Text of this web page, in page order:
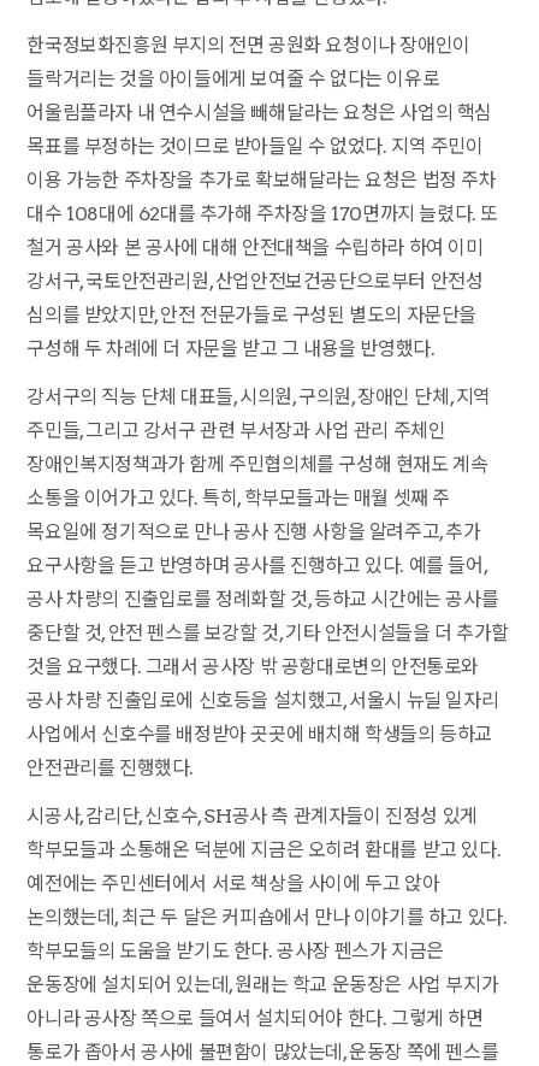
한국정보화진흥원 부지의 전면 공원화 요청이나 장애인이
들락거리는 것을 아이들에게 보여줄 수 없다는 이유로
어울림플라자 내 연수시설을 빼해달라는 요청은 사업의 핵심
목표를 부정하는 것이므로 받아들일 수 없었다. 지역 주민이
이용 가능한 주차장을 추가로 확보해달라는 요청은 법정 주차
대수 108대에 62대를 추가해 주차장을 170면까지 늘렸다. 또
철거 공사와 본 공사에 대해 안전대책을 수립하라 하여 이미
강서구, 국토안전관리원, 산업안전보건공단으로부터 안전성
심의를 받았지만, 안전 전문가들로 구성된 별도의 자문단을
구성해 두 차례에 더 자문을 받고 그 내용을 반영했다.
강서구의 직능 단체 대표들, 시의원, 구의원, 장애인 단체, 지역
주민들, 그리고 강서구 관련 부서장과 사업 관리 주체인
장애인복지정책과가 함께 주민협의체를 구성해 현재도 계속
소통을 이어가고 있다. 특히, 학부모들과는 매월 셋째 주
목요일에 정기적으로 만나 공사 진행 사항을 알려주고, 추가
요구사항을 듣고 반영하며 공사를 진행하고 있다. 예를 들어,
공사 차량의 진출입로를 정례화할 것, 등하교 시간에는 공사를
중단할 것, 안전 펜스를 보강할 것, 기타 안전시설들을 더 추가할
것을 요구했다. 그래서 공사장 밖 공항대로변의 안전통로와
공사 차량 진출입로에 신호등을 설치했고, 서울시 뉴딜 일자리
사업에서 신호수를 배정받아 곳곳에 배치해 학생들의 등하교
안전관리를 진행했다.
시공사, 감리단, 신호수, SH공사 측 관계자들이 진정성 있게
학부모들과 소통해온 덕분에 지금은 오히려 환대를 받고 있다.
예전에는 주민센터에서 서로 책상을 사이에 두고 앉아
논의했는데, 최근 두 달은 커피숍에서 만나 이야기를 하고 있다.
학부모들의 도움을 받기도 한다. 공사장 펜스가 지금은
운동장에 설치되어 있는데, 원래는 학교 운동장은 사업 부지가
아니라 공사장 쪽으로 들여서 설치되어야 한다. 그렇게 하면
통로가 좁아서 공사에 불편함이 많았는데, 운동장 쪽에 펜스를